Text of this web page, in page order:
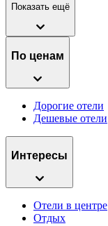
Показать ещё
По ценам
Дорогие отели
Дешевые отели
Интересы
Отели в центре
Отдых